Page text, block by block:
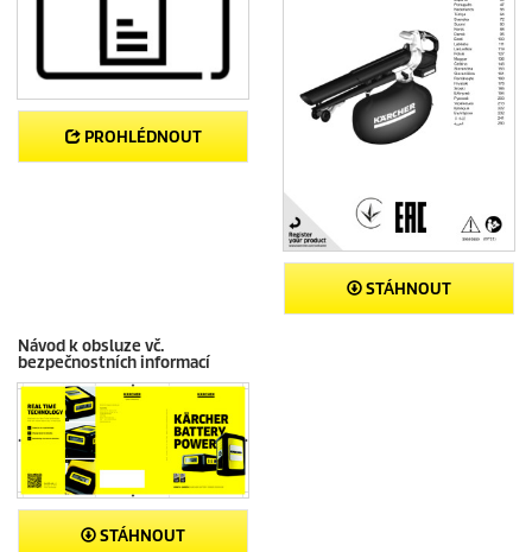
PROHLÉDNOUT
STÁHNOUT
Návod k obsluze vč.
bezpečnostních informací
STÁHNOUT